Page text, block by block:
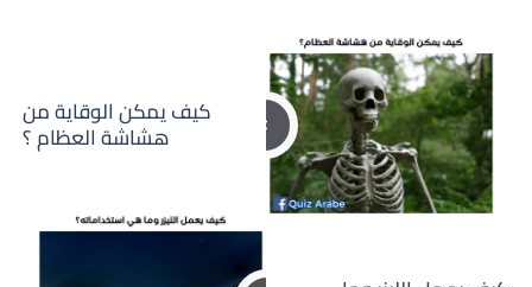
كيف يمكن الوقاية من
هشاشة العظام ؟